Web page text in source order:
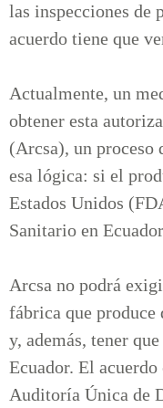
las inspecciones de
acuerdo tiene que
Actualmente, un
obtener esta
(Arcsa), un
esa lógica: si el
Estados Unidos
Sanitario en
Arcsa no podrá
fábrica que produce
y, además, tener
Ecuador. El
Auditoría Única de